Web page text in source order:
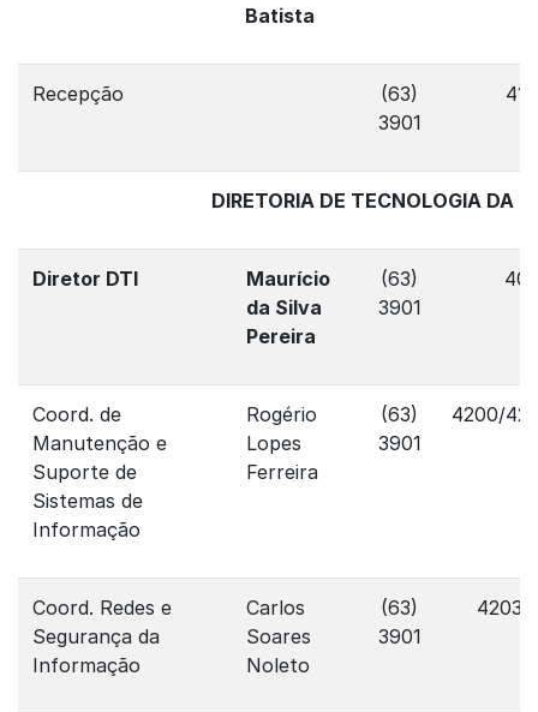
Batista
Recepção
(63)
3901
DIRETORIA DE TECNOLOGIA DA
Diretor DTI
Maurício
da Silva
Pereira
(63)
3901
Coord. de
Manutenção e
Suporte de
Sistemas de
Informação
Rogério
Lopes
Ferreira
(63)
3901
4200/
Coord. Redes e
Segurança da
Informação
Carlos
Soares
Noleto
(63)
3901
4203/